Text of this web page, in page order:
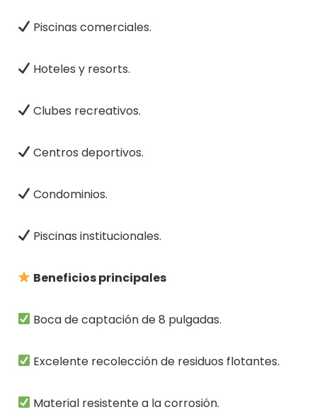
Piscinas comerciales.
Hoteles y resorts.
Clubes recreativos.
Centros deportivos.
Condominios.
Piscinas institucionales.
Beneficios principales
Boca de captación de 8 pulgadas.
Excelente recolección de residuos flotantes.
Material resistente a la corrosión.